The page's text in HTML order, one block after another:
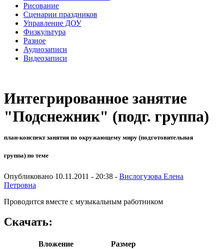
Рисование
Сценарии праздников
Управление ДОУ
Физкультура
Разное
Аудиозаписи
Видеозаписи
Интегрированное занятие
"Подснежник" (подг. группа)
план-конспект занятия по окружающему миру (подготовительная
группа) по теме
Опубликовано 10.11.2011 - 20:38 - Вислогузова Елена
Петровна
Проводится вместе с музыкальным работником
Скачать:
Вложение
Размер